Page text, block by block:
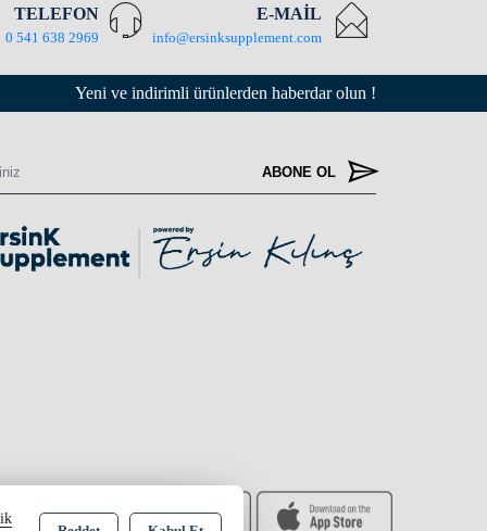
E-MAİL
info@ersinksupplement.com
TELEFON
0 541 638 2969
Yeni ve indirimli ürünlerden haberdar olun !
ABONE OL